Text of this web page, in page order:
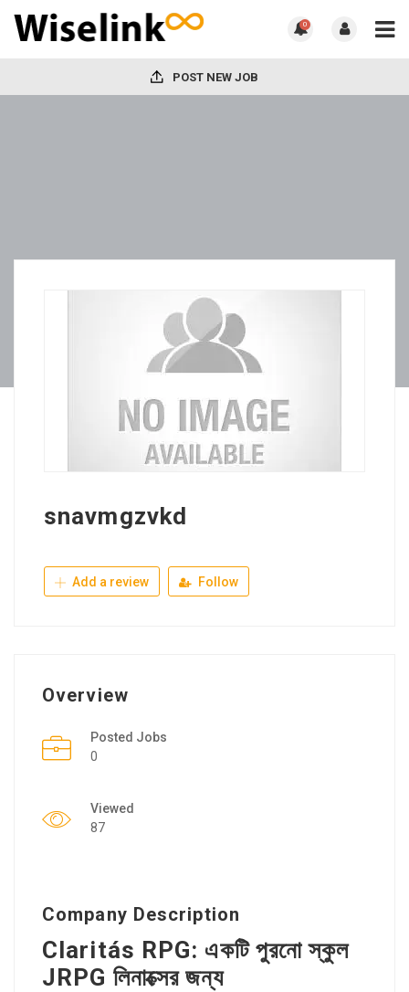
0
POST NEW JOB
snavmgzvkd
Add a review Follow
Overview
Posted Jobs
0
Viewed
87
Company Description
Claritás RPG: একটি পুরনো স্কুল
JRPG লিনাক্সের জন্য